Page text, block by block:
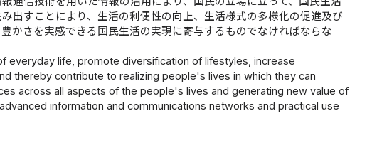
出すことにより、生活の利便性の向上、生活様式の多様化の促進及び
かさを実感できる国民生活の実現に寄与するものでなければならな
everyday life, promote diversification of lifestyles, increase
thereby contribute to realizing people's lives in which they can
across all aspects of the people's lives and generating new value of
information and communications networks and practical use